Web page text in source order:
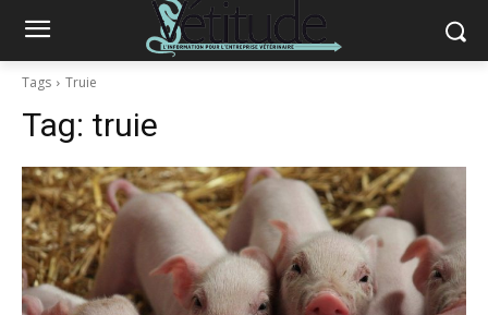
Tags Truie
Tag: truie